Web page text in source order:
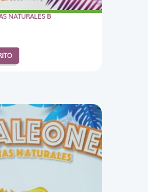
NATURALES B